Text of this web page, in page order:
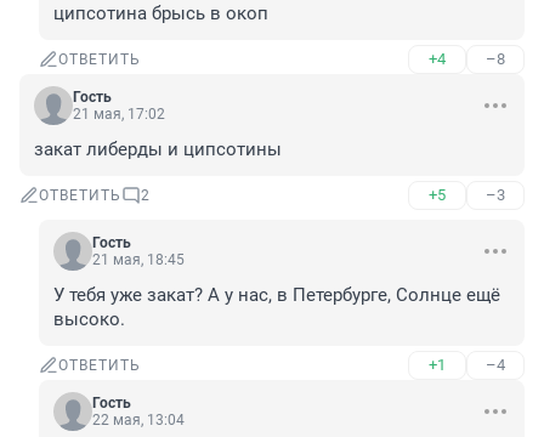
ципсотина брысь в окоп
ОТВЕТИТЬ +4 –8
Гость
21 мая, 17:02
закат либерды и ципсотины
ОТВЕТИТЬ 2 +5 –3
Гость
21 мая, 18:45
У тебя уже закат? А у нас, в Петербурге, Солнце ещё
высоко.
ОТВЕТИТЬ +1 –4
Гость
22 мая, 13:04